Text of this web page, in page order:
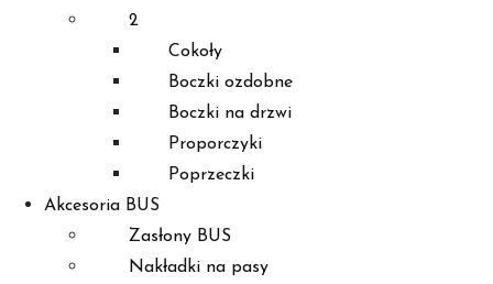
2
Cokoły
Boczki ozdobne
Boczki na drzwi
Proporczyki
Poprzeczki
Akcesoria BUS
Zasłony BUS
Nakładki na pasy